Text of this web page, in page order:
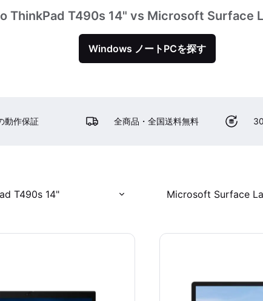
ThinkPad T490s 14" vs Microsoft Surface
Windows ノートPCを探す
動作保証 全商品・全国送料無料
T490s 14" Microsoft Surface